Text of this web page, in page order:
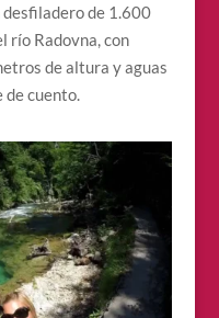
desfiladero de 1.600
río Radovna, con
de altura y aguas
cuento.